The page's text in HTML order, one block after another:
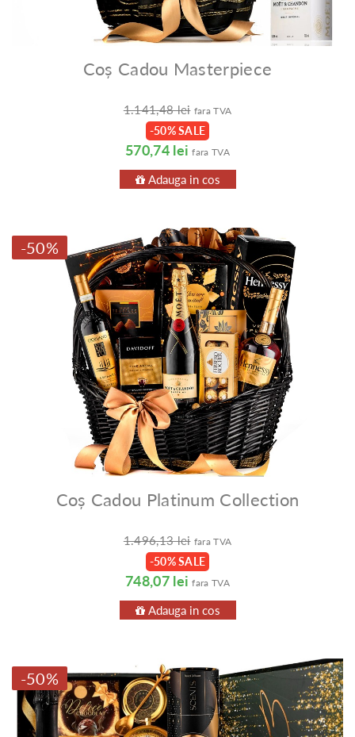
Coș Cadou Masterpiece
1.141,48 lei fara TVA
-50% SALE
570,74 lei fara TVA
Adauga in cos
-50%
Coș Cadou Platinum Collection
1.496,13 lei fara TVA
-50% SALE
748,07 lei fara TVA
Adauga in cos
-50%